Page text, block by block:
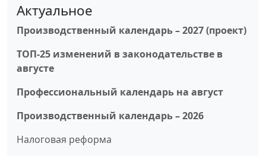
Актуальное
Производственный календарь – 2027 (проект)
ТОП-25 изменений в законодательстве в
августе
Профессиональный календарь на август
Производственный календарь – 2026
Налоговая реформа